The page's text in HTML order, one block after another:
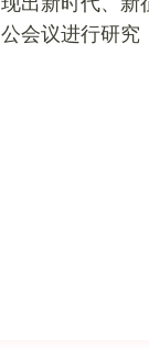
公会议进行研究